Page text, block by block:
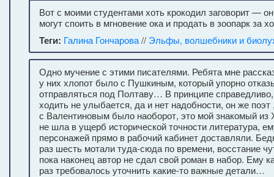
Вот с моими студентами хоть крокодил заговорит —
могут споить в мгновение ока и продать в зоопарк за
Теги: Галина Гончарова// Эльфы, волшебники и
Одно мучение с этими писателями. Ребята мне
у них хлопот было с Пушкиным, который упорно
отправляться под Полтаву… В принципе
ходить не улыбается, да и нет надобности, он же поэт
с Валентиновым было наоборот, это мой знакомый из
не шла в ущерб исторической точности литература,
персонажей прямо в рабочий кабинет доставляли.
раз шесть мотали туда-сюда по времени, восстание
пока наконец автор не сдал свой роман в набор. Ему
раз требовалось уточнить какие-то важные детали…